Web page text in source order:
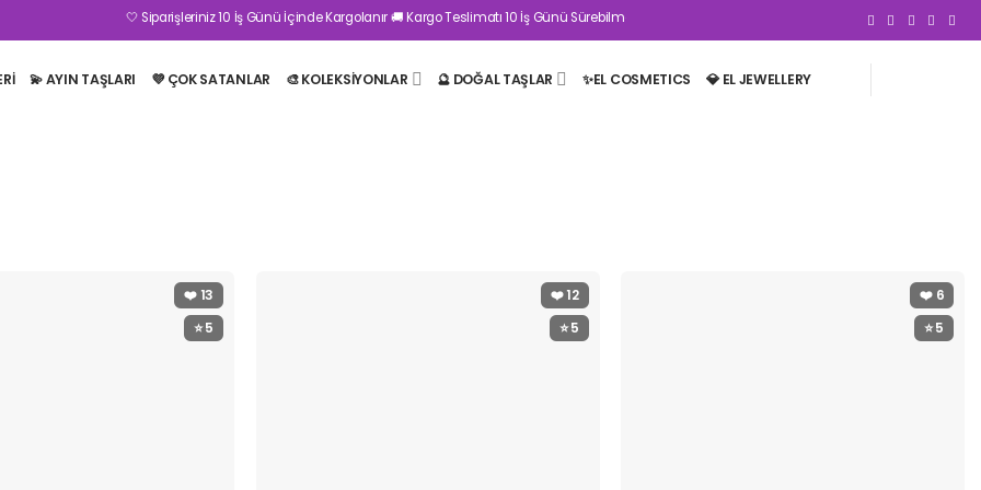
🤍 Siparişleriniz 10 İş Günü İçinde Kargolanır 🚚 Kargo Teslimatı 10 İş Günü Sürebilmektedir | 2500₺ Ve Üzeri Kargo Ücretsizdir 🤍
💫 AYIN TAŞLARI 💜 ÇOK SATANLAR 🎨 KOLEKSİYONLAR 🔮 DOĞAL TAŞLAR ✨EL COSMETICS 💎 EL JEWELLERY
❤️ 13
⭐ 5
❤️12
⭐ 5
❤️ 6
⭐ 5